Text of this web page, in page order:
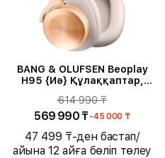
BANG & OLUFSEN Beoplay
H95 {Иә} Құлаққаптар,
614 990 ₸
569 990 ₸ -45 000 ₸
47 499 ₸-ден бастап/
айына 12 айға бөліп төлеу